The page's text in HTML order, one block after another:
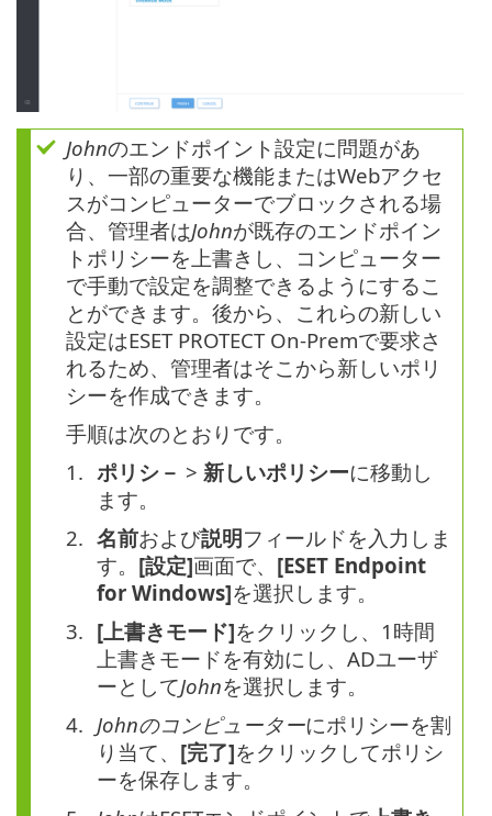
Johnのエンドポイント設定に問題があ
り、一部の重要な機能またはWebアクセ
スがコンピューターでブロックされる場
合、管理者はJohnが既存のエンドポイン
トポリシーを上書きし、コンピューター
で手動で設定を調整できるようにするこ
とができます。後から、これらの新しい
設定はESET PROTECT On-Premで要求さ
れるため、管理者はそこから新しいポリ
シーを作成できます。
手順は次のとおりです。
ポリシ－ > 新しいポリシーに移動し
ます。
名前および説明フィールドを入力しま
す。 [設定]画面で、 [ESET Endpoint
for Windows]を選択します。
[上書きモード]をクリックし、1時間
上書きモードを有効にし、ADユーザ
ーとしてJohnを選択します。
Johnのコンピューターにポリシーを割
り当て、 [完了]をクリックしてポリシ
ーを保存します。